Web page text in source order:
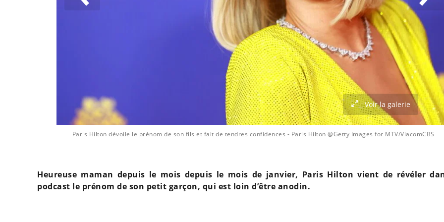
Paris Hilton dévoile le prénom de son fils et fait de tendres confidences - Paris Hilton @Getty Images for MTV/ViacomCBS
Voir la galerie
Heureuse maman depuis le mois depuis le mois de janvier, Paris Hilton vient de révéler
podcast le prénom de son petit garçon, qui est loin d’être anodin.